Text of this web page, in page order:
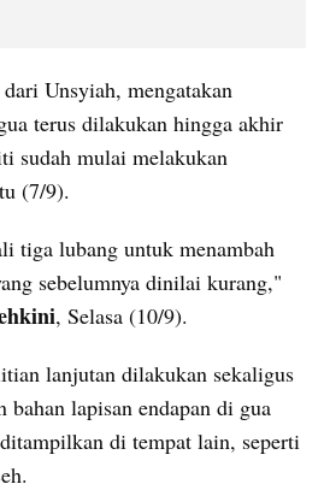
Unsyiah, mengatakan
terus dilakukan hingga akhir
sudah mulai melakukan
(7/9).
tiga lubang untuk menambah
sebelumnya dinilai kurang,"
, Selasa (10/9).
lanjutan dilakukan sekaligus
bahan lapisan endapan di gua
di tempat lain, seperti